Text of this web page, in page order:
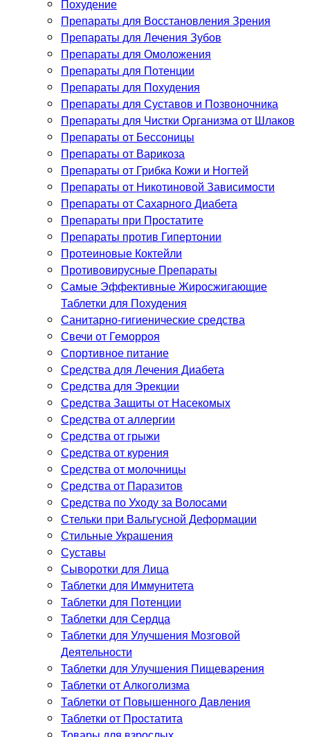
Похудение
Препараты для Восстановления Зрения
Препараты для Лечения Зубов
Препараты для Омоложения
Препараты для Потенции
Препараты для Похудения
Препараты для Суставов и Позвоночника
Препараты для Чистки Организма от Шлаков
Препараты от Бессоницы
Препараты от Варикоза
Препараты от Грибка Кожи и Ногтей
Препараты от Никотиновой Зависимости
Препараты от Сахарного Диабета
Препараты при Простатите
Препараты против Гипертонии
Протеиновые Коктейли
Противовирусные Препараты
Самые Эффективные Жиросжигающие
Таблетки для Похудения
Санитарно-гигиенические средства
Свечи от Геморроя
Спортивное питание
Средства для Лечения Диабета
Средства для Эрекции
Средства Защиты от Насекомых
Средства от аллергии
Средства от грыжи
Средства от курения
Средства от молочницы
Средства от Паразитов
Средства по Уходу за Волосами
Стельки при Вальгусной Деформации
Стильные Украшения
Суставы
Сыворотки для Лица
Таблетки для Иммунитета
Таблетки для Потенции
Таблетки для Сердца
Таблетки для Улучшения Мозговой
Деятельности
Таблетки для Улучшения Пищеварения
Таблетки от Алкоголизма
Таблетки от Повышенного Давления
Таблетки от Простатита